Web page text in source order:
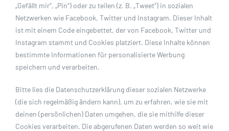
„Gefällt mir“, „Pin“) oder zu teilen (z. B. „Tweet“) in sozialen
Netzwerken wie Facebook, Twitter und Instagram. Dieser Inhalt
ist mit einem Code eingebettet, der von Facebook, Twitter und
Instagram stammt und Cookies platziert. Diese Inhalte können
bestimmte Informationen für personalisierte Werbung
speichern und verarbeiten.
Bitte lies die Datenschutzerklärung dieser sozialen Netzwerke
(die sich regelmäßig ändern kann), um zu erfahren, wie sie mit
deinen (persönlichen) Daten umgehen, die sie mithilfe dieser
Cookies verarbeiten. Die abgerufenen Daten werden so weit wie